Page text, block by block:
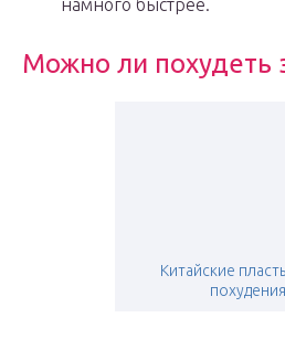
намного быстрее.
Можно ли похудеть
Китайские
похудения